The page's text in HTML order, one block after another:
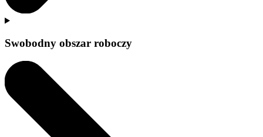
Swobodny obszar roboczy